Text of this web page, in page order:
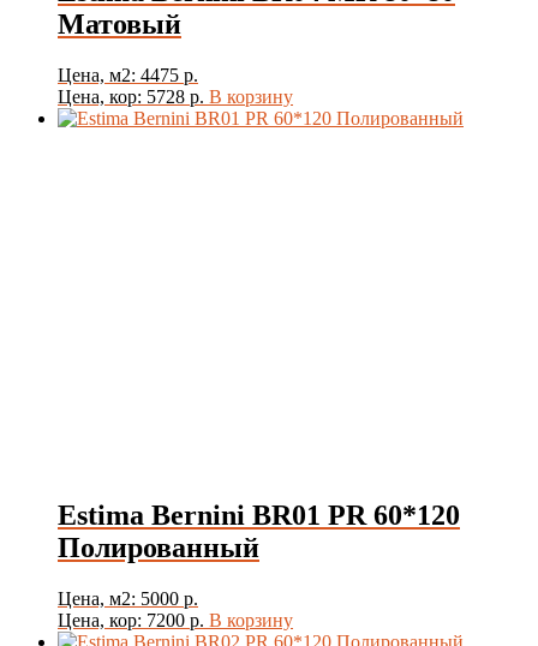
Матовый
Цена, м2: 4475 р.
Цена, кор: 5728 р. В корзину
Estima Bernini BR01 PR 60*120
Полированный
Цена, м2: 5000 р.
Цена, кор: 7200 р. В корзину